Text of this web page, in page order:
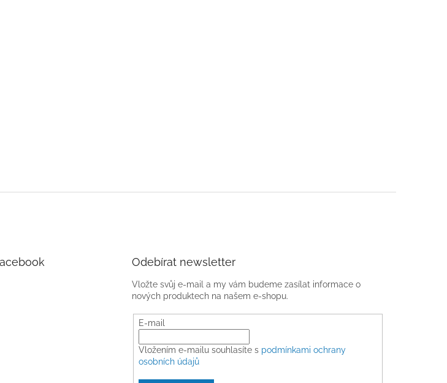
Odebírat newsletter
Vložte svůj e-mail a my vám budeme zasílat informace o
nových produktech na našem e-shopu.
E-mail
Vložením e-mailu souhlasíte s podmínkami ochrany
osobních údajů